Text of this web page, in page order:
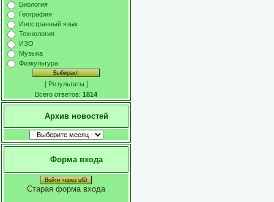
Биология
География
Иностранный язык
Технология
ИЗО
Музыка
Физкультура
[ Результаты ]
Всего ответов: 1814
Архив новостей
Форма входа
Войти через uID
Старая форма входа